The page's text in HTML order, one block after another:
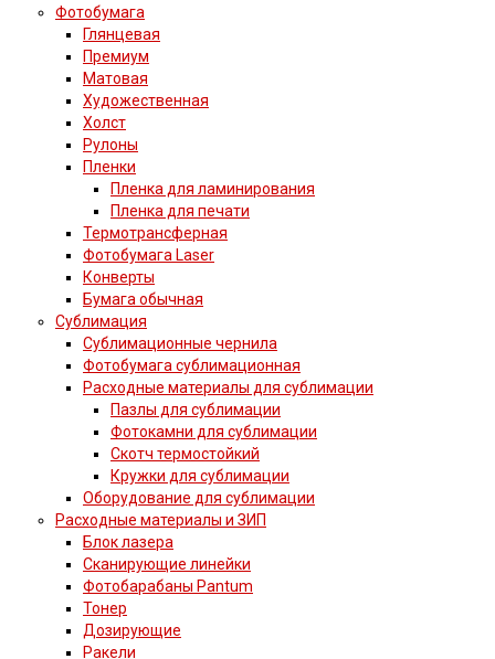
Фотобумага
Глянцевая
Премиум
Матовая
Художественная
Холст
Рулоны
Пленки
Пленка для ламинирования
Пленка для печати
Термотрансферная
Фотобумага Laser
Конверты
Бумага обычная
Сублимация
Сублимационные чернила
Фотобумага сублимационная
Расходные материалы для сублимации
Пазлы для сублимации
Фотокамни для сублимации
Скотч термостойкий
Кружки для сублимации
Оборудование для сублимации
Расходные материалы и ЗИП
Блок лазера
Сканирующие линейки
Фотобарабаны Pantum
Тонер
Дозирующие
Ракели